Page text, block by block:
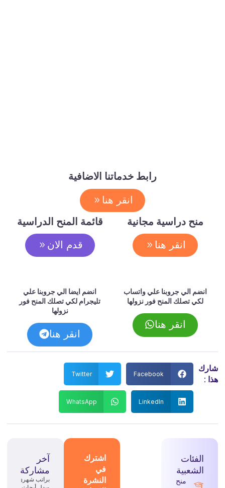
رابط خدماتنا الاضافية
انقر هنا
منح دراسية مجانية
انقر هنا
قائمة المنح الدراسية
قدم الان
انضم الي جروبنا علي واتساب
لكي تصلك المنح فور نزولها
انقر هنا
انضم ايضا الي جروبنا علي
تليجرام لكي تصلك المنح فور
نزولها
انقر هنا
شارك
هذا :
Facebook
Twitter
LinkedIn
WhatsApp
الفئات
الشعبية
منح
اشترك
في
النشرة
آخر
مشاركة
براتب شهري